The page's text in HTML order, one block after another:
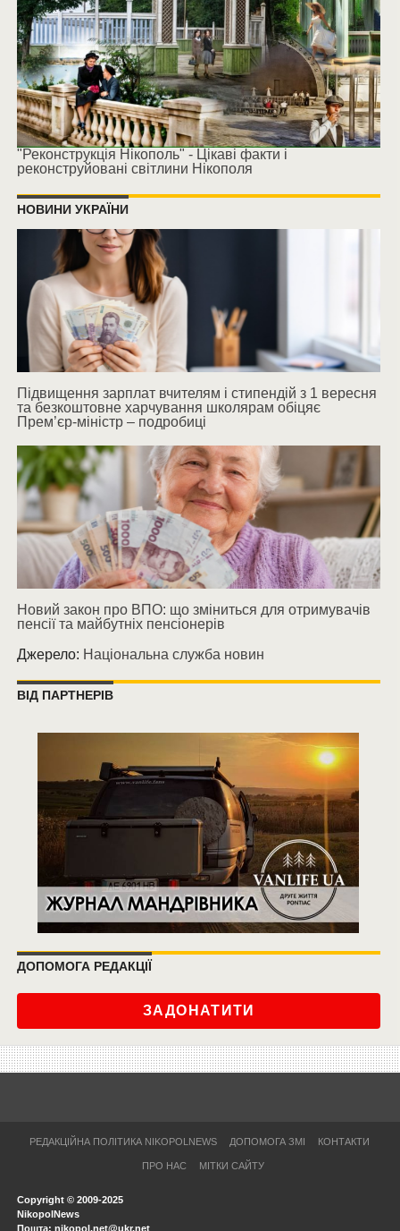
"Реконструкція Нікополь" - Цікаві факти і
реконструйовані світлини Нікополя
НОВИНИ УКРАЇНИ
Підвищення зарплат вчителям і стипендій з 1 вересня
та безкоштовне харчування школярам обіцяє
Прем’єр-міністр – подробиці
Новий закон про ВПО: що зміниться для отримувачів
пенсії та майбутніх пенсіонерів
Джерело: Національна служба новин
ВІД ПАРТНЕРІВ
ДОПОМОГА РЕДАКЦІЇ
ЗАДОНАТИТИ
РЕДАКЦІЙНА ПОЛІТИКА NIKOPOLNEWS ДОПОМОГА ЗМІ КОНТАКТИ
ПРО НАС МІТКИ САЙТУ
Copyright © 2009-2025
NikopolNews
Пошта: nikopol.net@ukr.net